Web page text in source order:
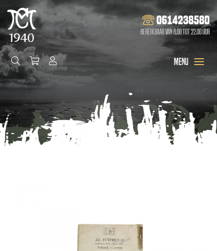
0614238580
Bereikbaar van 8.00 tot 22.00 uur